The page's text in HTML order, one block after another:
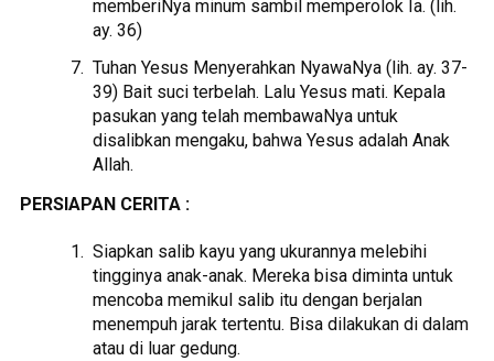
memberiNya minum sambil memperolok Ia. (lih.
ay. 36)
Tuhan Yesus Menyerahkan NyawaNya (lih. ay. 37-
39) Bait suci terbelah. Lalu Yesus mati. Kepala
pasukan yang telah membawaNya untuk
disalibkan mengaku, bahwa Yesus adalah Anak
Allah.
PERSIAPAN CERITA :
Siapkan salib kayu yang ukurannya melebihi
tingginya anak-anak. Mereka bisa diminta untuk
mencoba memikul salib itu dengan berjalan
menempuh jarak tertentu. Bisa dilakukan di dalam
atau di luar gedung.